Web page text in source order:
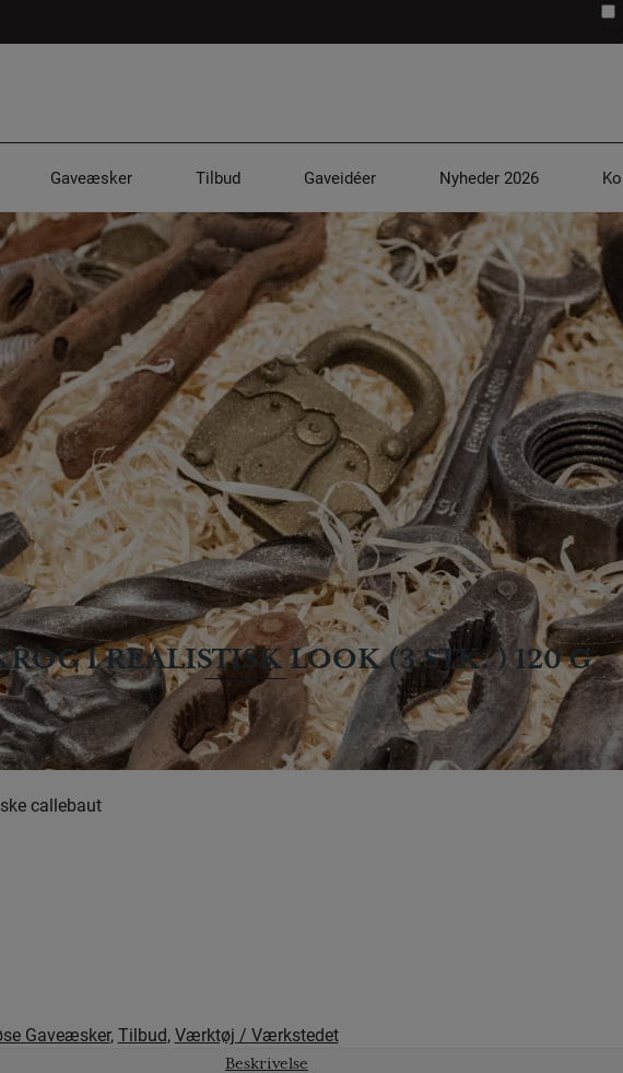
Gaveæsker Tilbud Gaveidéer Nyheder 2026
look (3 stk. ) 120 g
I REALISTISK LOOK (3 STK. ) 120 G
efter bestilling. Selvom en vare står som værende på lager, er den ikke
Bestil derfor gerne på forhånd, også ved afhentning i butik.
callebaut
Gaveæsker,Tilbud,Værktøj / Værkstedet
Beskrivelse